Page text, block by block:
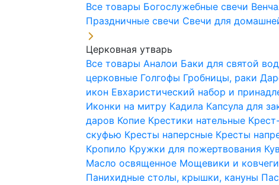
Все товары Богослужебные свечи
Праздничные свечи Свечи для
Церковная утварь
Все товарыАналои Баки для святой
церковные Голгофы Гробницы, раки
икон Евхаристический набор и
Иконки на митру Кадила Капсула для
даров Копие Крестики нательные
скуфью Кресты наперсные Кресты
Кропило Кружки для пожертвования
Масло освященное Мощевики и
Панихидные столы, крышки, кануны